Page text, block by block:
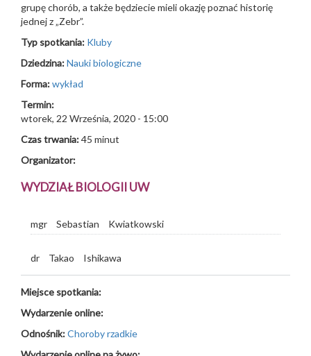
grupę chorób, a także będziecie mieli okazję poznać historię
jednej z „Zebr”.
Typ spotkania: Kluby
Dziedzina:Nauki biologiczne
Forma:wykład
Termin:
wtorek, 22 Września, 2020 - 15:00
Czas trwania:45 minut
Organizator:
WYDZIAŁ BIOLOGII UW
mgr Sebastian Kwiatkowski
dr Takao Ishikawa
Miejsce spotkania:
Wydarzenie online:
Odnośnik:Choroby rzadkie